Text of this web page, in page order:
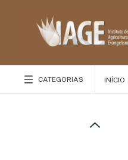
CATEGORIAS INÍCIO